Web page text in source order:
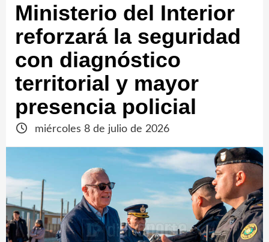
Ministerio del Interior
reforzará la seguridad
con diagnóstico
territorial y mayor
presencia policial
miércoles 8 de julio de 2026